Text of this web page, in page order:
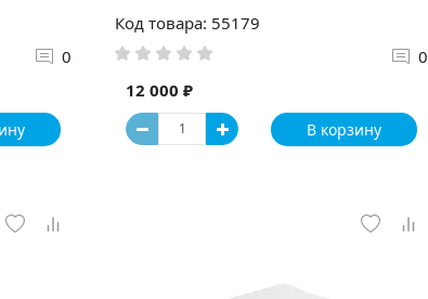
0
Код товара: 55179
0
12 000 ₽
В корзину